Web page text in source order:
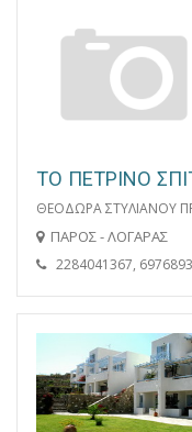
ΤΟ ΠΕΤΡΙΝΟ
ΘΕΟΔΩΡΑ ΣΤΥΛΙΑΝΟΥ
ΠΑΡΟΣ - ΛΟΓΑΡΑΣ
2284041367,